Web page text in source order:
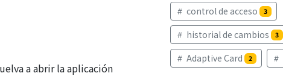
a abrir la aplicación
control de acceso 3
historial de cambios 3
Adaptive Card 2